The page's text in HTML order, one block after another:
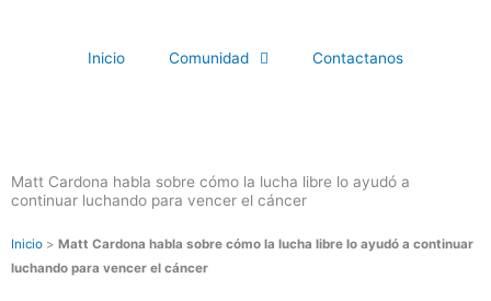
Inicio Comunidad Contactanos
Matt Cardona habla sobre cómo la lucha libre lo ayudó a
continuar luchando para vencer el cáncer
Inicio > Matt Cardona habla sobre cómo la lucha libre lo ayudó a continuar
luchando para vencer el cáncer